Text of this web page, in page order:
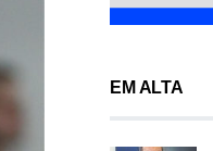
EM ALTA